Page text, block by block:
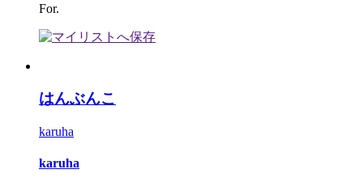
For.
はんぶんこ
karuha
karuha